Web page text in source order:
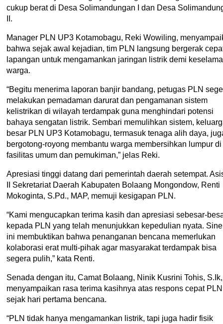
cukup berat di Desa Solimandungan I dan Desa
II.
Manager PLN UP3 Kotamobagu, Reki Wowiling,
bahwa sejak awal kejadian, tim PLN langsung bergerak
lapangan untuk mengamankan jaringan listrik demi
warga.
“Begitu menerima laporan banjir bandang, petugas PLN
melakukan pemadaman darurat dan pengamanan sistem
kelistrikan di wilayah terdampak guna menghindari potensi
bahaya sengatan listrik. Sembari memulihkan sistem,
besar PLN UP3 Kotamobagu, termasuk tenaga alih daya,
bergotong-royong membantu warga membersihkan lumpur di
fasilitas umum dan pemukiman,” jelas Reki.
Apresiasi tinggi datang dari pemerintah daerah setempat.
II Sekretariat Daerah Kabupaten Bolaang Mongondow, Renti
Mokoginta, S.Pd., MAP, memuji kesigapan PLN.
“Kami mengucapkan terima kasih dan apresiasi sebesar-
kepada PLN yang telah menunjukkan kepedulian nyata.
ini membuktikan bahwa penanganan bencana memerlukan
kolaborasi erat multi-pihak agar masyarakat terdampak bisa
segera pulih,” kata Renti.
Senada dengan itu, Camat Bolaang, Ninik Kusrini Tohis,
menyampaikan rasa terima kasihnya atas respons cepat PLN
sejak hari pertama bencana.
“PLN tidak hanya mengamankan listrik, tapi juga hadir fisik